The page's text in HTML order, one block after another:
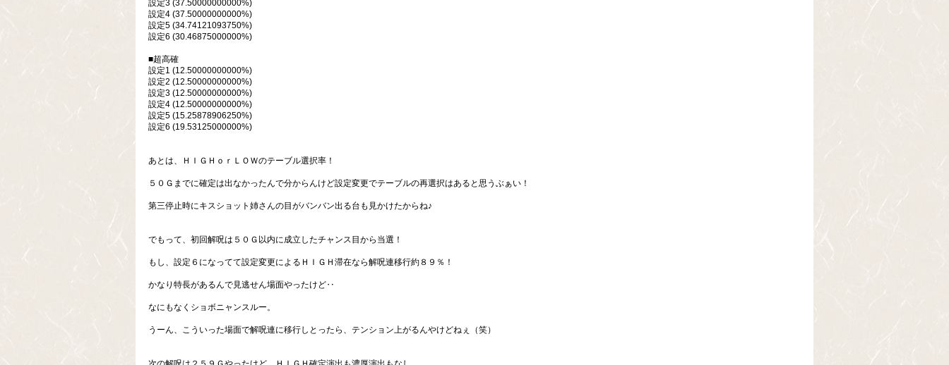
設定3 (37.50000000000%)
設定4 (37.50000000000%)
設定5 (34.74121093750%)
設定6 (30.46875000000%)
■超高確
設定1 (12.50000000000%)
設定2 (12.50000000000%)
設定3 (12.50000000000%)
設定4 (12.50000000000%)
設定5 (15.25878906250%)
設定6 (19.53125000000%)
あとは、ＨＩＧＨｏｒＬＯＷのテーブル選択率！
５０Ｇまでに確定は出なかったんで分からんけど設定変更でテーブルの再選択はあると思うぶぁい！
第三停止時にキスショット姉さんの目がバンバン出る台も見かけたからね♪
でもって、初回解呪は５０Ｇ以内に成立したチャンス目から当選！
もし、設定６になってて設定変更によるＨＩＧＨ滞在なら解呪連移行約８９％！
かなり特長があるんで見逃せん場面やったけど‥
なにもなくショボニャンスルー。
うーん、こういった場面で解呪連に移行しとったら、テンション上がるんやけどねぇ（笑）